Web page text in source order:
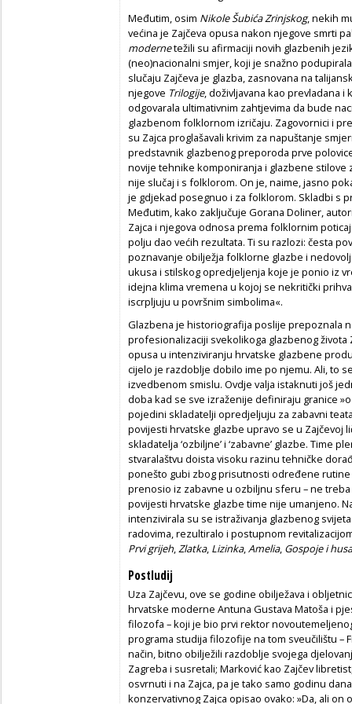
Međutim, osim Nikole Šubića Zrinjskog, nekih
većina je Zajčeva opusa nakon njegove smrti
modernetežili su afirmaciji novih glazbenih
(neo)nacionalni smjer, koji je snažno
slučaju Zajčeva je glazba, zasnovana na
njegove Trilogije, doživljavana kao prevladana i
odgovarala ultimativnim zahtjevima da bude
glazbenom folklornom izričaju. Zagovornici i
su Zajca proglašavali krivim za napuštanje
predstavnik glazbenog preporoda prve
novije tehnike komponiranja i glazbene stilove
nije slučaj i s folklorom. On je, naime, jasno
je gdjekad posegnuo i za folklorom. Skladbi s
Međutim, kako zaključuje Gorana Doliner,
Zajca i njegova odnosa prema folklornim
polju dao većih rezultata. Ti su razlozi: česta
poznavanje obilježja folklorne glazbe i
ukusa i stilskog opredjeljenja koje je ponio iz
idejna klima vremena u kojoj se nekritički
iscrpljuju u površnim simbolima«.
Glazbena je historiografija poslije prepoznala
profesionalizaciji svekolikoga glazbenog
opusa u intenziviranju hrvatske glazbene
cijelo je razdoblje dobilo ime po njemu. Ali, to
izvedbenom smislu. Ovdje valja istaknuti još
doba kad se sve izraženije definiraju granice
pojedini skladatelji opredjeljuju za zabavni
povijesti hrvatske glazbe upravo se u
skladatelja ‘ozbiljne’ i ‘zabavne’ glazbe. Time
stvaralaštvu doista visoku razinu tehničke
ponešto gubi zbog prisutnosti određene
prenosio iz zabavne u ozbiljnu sferu – ne
povijesti hrvatske glazbe time nije umanjeno.
intenzivirala su se istraživanja glazbenog
radovima, rezultiralo i postupnom
Prvi grijeh,Zlatka, Lizinka,Amelia, Gospoje i
Postludij
Uza Zajčevu, ove se godine obilježava i
hrvatske moderne Antuna Gustava Matoša i
filozofa – koji je bio prvi rektor
programa studija filozofije na tom sveučilištu –
način, bitno obilježili razdoblje svojega
Zagreba i susretali; Marković kao Zajčev
osvrnuti i na Zajca, pa je tako samo godinu
konzervativnog Zajca opisao ovako: »Da, ali